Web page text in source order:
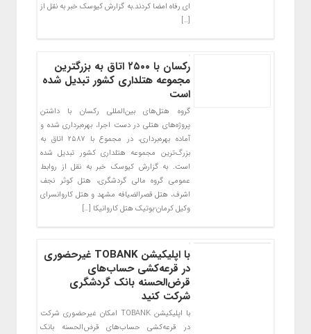
ای رفاه امضا کردند.به گزارش کیوسک خبر به نقل از
[…]
رکسان با ۲۵۰۰ اتاق به بزرگترین
مجموعه هتلداری کشور تبدیل شده
است
گروه هتل‌های بین‌المللی رکسان با داشتن
پروژه‌های هتلی در دست اجرا، بهره‌برداری شده و
آماده بهره‌برداری، در مجموع با ۲۵۸۷ اتاق به
بزرگ‌ترین مجموعه هتلداری کشور تبدیل شده
است. به گزارش کیوسک خبر به نقل از روابط
عمومی گروه مالی گردشگری، هتل کوثر نجف
اشرف، هتل قصرالضیافه مشهد و هتل کاروانسرای
وکیل کرمان-بوتیک هتل کاروانیکا […]
با اپلیکیشن TOBANK غیرحضوری
در قرعه‌کشی حساب‌های
قرض‌الحسنه بانک گردشگری
شرکت کنید
با اپلیکیشن TOBANK امکان غیرحضوری شرکت
در قرعه‌کشی حساب‌های قرض‌الحسنه بانک